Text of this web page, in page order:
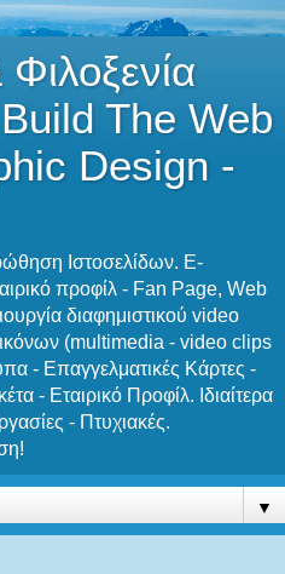
The Web
Design -
Ιστοσελίδων. E-
προφίλ - Fan Page, Web
διαφημιστικού video
(multimedia - video clips
- Επαγγελματικές Κάρτες -
- Εταιρικό Προφίλ. Ιδιαίτερα
- Πτυχιακές.
▼